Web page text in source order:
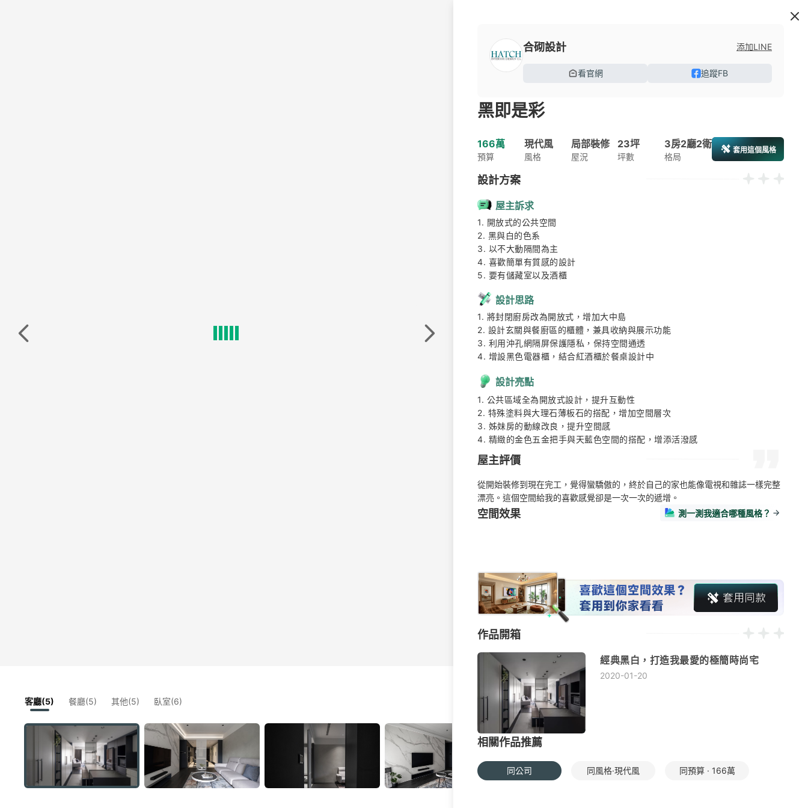
客廳(5) 餐廳(5) 其他(5) 臥室(6)
合砌設計 添加LINE
看官網 追蹤FB
黑即是彩
166萬
預算
現代風
風格
局部裝修
屋況
23坪
坪數
3房2廳2衛
格局
套用這個風格
設計方案
屋主訴求
1. 開放式的公共空間
2. 黑與白的色系
3. 以不大動隔間為主
4. 喜歡簡單有質感的設計
5. 要有儲藏室以及酒櫃
設計思路
1. 將封閉廚房改為開放式，增加大中島
2. 設計玄關與餐廚區的櫃體，兼具收納與展示功能
3. 利用沖孔網隔屏保護隱私，保持空間通透
4. 增設黑色電器櫃，結合紅酒櫃於餐桌設計中
設計亮點
1. 公共區域全為開放式設計，提升互動性
2. 特殊塗料與大理石薄板石的搭配，增加空間層次
3. 姊妹房的動線改良，提升空間感
4. 精緻的金色五金把手與天藍色空間的搭配，增添活潑感
屋主評價
從開始裝修到現在完工，覺得蠻驕傲的，終於自己的家也能像電視和雜誌一樣完整
漂亮。這個空間給我的喜歡感覺卻是一次一次的遞增。
空間效果 測一測我適合哪種風格？
作品開箱
經典黑白，打造我最愛的極簡時尚宅
2020-01-20
相關作品推薦
同公司 同風格·現代風 同預算 · 166萬